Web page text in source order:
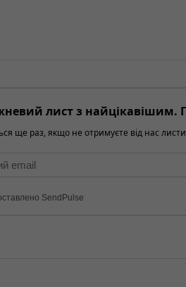
лист з
ще раз, якщо не отримуєте від нас листи
SendPulse